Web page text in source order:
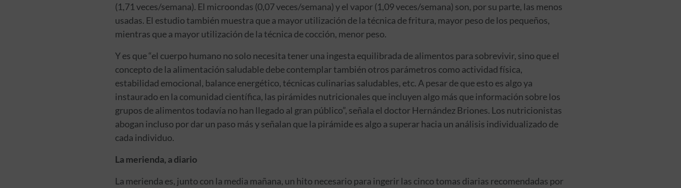
(1,71 veces/semana). El microondas (0,07 veces/semana) y el vapor (1,09 veces/semana) son, por su parte, las menos
usadas. El estudio también muestra que a mayor utilización de la técnica de fritura, mayor peso de los pequeños,
mientras que a mayor utilización de la técnica de cocción, menor peso.
Y es que “el cuerpo humano no solo necesita tener una ingesta equilibrada de alimentos para sobrevivir, sino que el
concepto de la alimentación saludable debe contemplar también otros parámetros como actividad física,
estabilidad emocional, balance energético, técnicas culinarias saludables, etc. A pesar de que esto es algo ya
instaurado en la comunidad científica, las pirámides nutricionales que incluyen algo más que información sobre los
grupos de alimentos todavía no han llegado al gran público”, señala el doctor Hernández Briones. Los nutricionistas
abogan incluso por dar un paso más y señalan que la pirámide es algo a superar hacia un análisis individualizado de
cada individuo.
La merienda, a diario
La merienda es, junto con la media mañana, un hito necesario para ingerir las cinco tomas diarias recomendadas por